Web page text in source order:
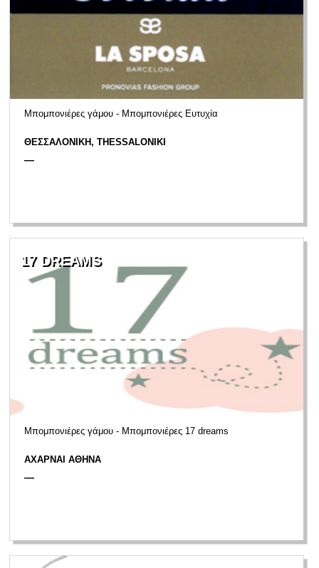
Μπομπονιέρες γάμου - Μπομπονιέρες Ευτυχία
ΘΕΣΣΑΛΟΝΙΚΗ, THESSALONIKI
—
17 DREAMS
Μπομπονιέρες γάμου - Μπομπονιέρες 17 dreams
ΑΧΑΡΝΑΙ ΑΘΗΝΑ
—